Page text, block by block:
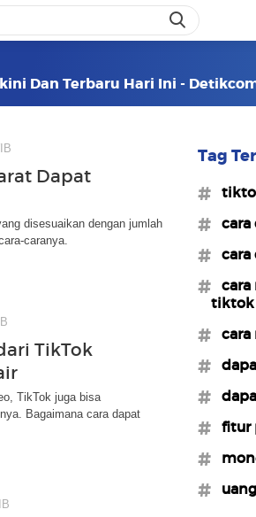
Dan Terbaru Hari Ini -
Dapat
disesuaikan dengan jumlah
caranya.
TikTok
TikTok juga bisa
Bagaimana cara dapat
Tag
tiktok
#uang